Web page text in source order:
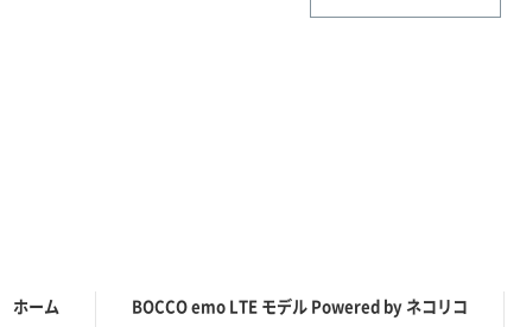
ホーム BOCCO emo LTE モデル Powered by ネコリコ